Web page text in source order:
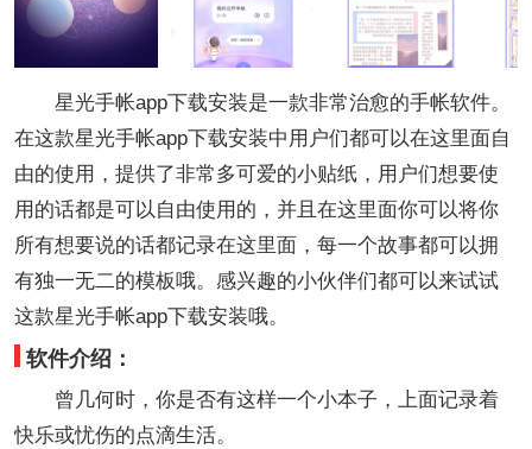
星光手帐app下载安装是一款非常治愈的手帐软件。
在这款星光手帐app下载安装中用户们都可以在这里面自
由的使用，提供了非常多可爱的小贴纸，用户们想要使
用的话都是可以自由使用的，并且在这里面你可以将你
所有想要说的话都记录在这里面，每一个故事都可以拥
有独一无二的模板哦。感兴趣的小伙伴们都可以来试试
这款星光手帐app下载安装哦。
软件介绍：
曾几何时，你是否有这样一个小本子，上面记录着
快乐或忧伤的点滴生活。